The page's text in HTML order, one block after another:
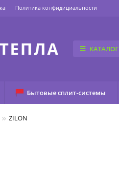
Политика конфидициальности
КАТАЛОГ
Бытовые сплит-системы
ZILON